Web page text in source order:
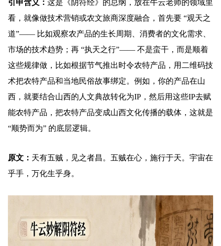
引申含义： 这是《阴符经》的总纲，放在牛云老师的领域里
看，就像做技术营销或农文旅商深度融合，首先要 “观天之
道”—— 比如观察农产品的生长周期、消费者的文化需求、
市场的技术趋势；再 “执天之行”—— 不是蛮干，而是顺着
这些规律做，比如根据节气推出时令农特产品，用二维码技
术把农特产品和当地民俗故事绑定。例如，你的产品在山
西，就要结合山西的人文典故转化为IP，然后用这些IP去赋
能农特产品，把农特产品变成山西文化传播的载体，这就是
“顺势而为” 的底层逻辑。
原文： 天有五贼，见之者昌。五贼在心，施行于天。宇宙在
乎手，万化生乎身。